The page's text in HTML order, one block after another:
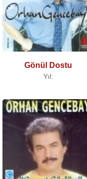
Gönül Dostu
Yıl: